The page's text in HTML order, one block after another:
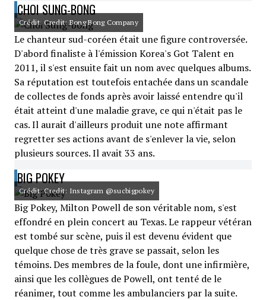
CHOI SUNG-BONG
Crédit: Credit: Bong Bong Company
Le chanteur sud-coréen était une figure controversée.
D'abord finaliste à l'émission Korea's Got Talent en
2011, il s'est ensuite fait un nom avec quelques albums.
Sa réputation est toutefois entachée dans un scandale
de collectes de fonds après avoir laissé entendre qu'il
était atteint d'une maladie grave, ce qui n'était pas le
cas. Il aurait d'ailleurs produit une note affirmant
regretter ses actions avant de s'enlever la vie, selon
plusieurs sources. Il avait 33 ans.
BIG POKEY
Crédit: Credit: Instagram @sucbigpokey
Big Pokey, Milton Powell de son véritable nom, s'est
effondré en plein concert au Texas. Le rappeur vétéran
est tombé sur scène, puis il est devenu évident que
quelque chose de très grave se passait, selon les
témoins. Des membres de la foule, dont une infirmière,
ainsi que les collègues de Powell, ont tenté de le
réanimer, tout comme les ambulanciers par la suite.